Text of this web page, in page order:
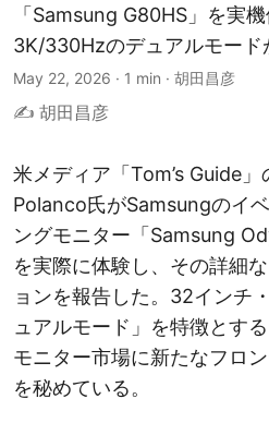
「Samsung G80HS」を実
3K/330Hzのデュアルモード
May 22, 2026 · 1 min · 胡田昌彦
✍️ 胡田昌彦
米メディア「Tom’s Guide
Polanco氏がSamsungのイ
ングモニター「Samsung
を実際に体験し、その詳細
ョンを報告した。32インチ
ュアルモード」を特徴とす
モニター市場に新たなフロ
を秘めている。